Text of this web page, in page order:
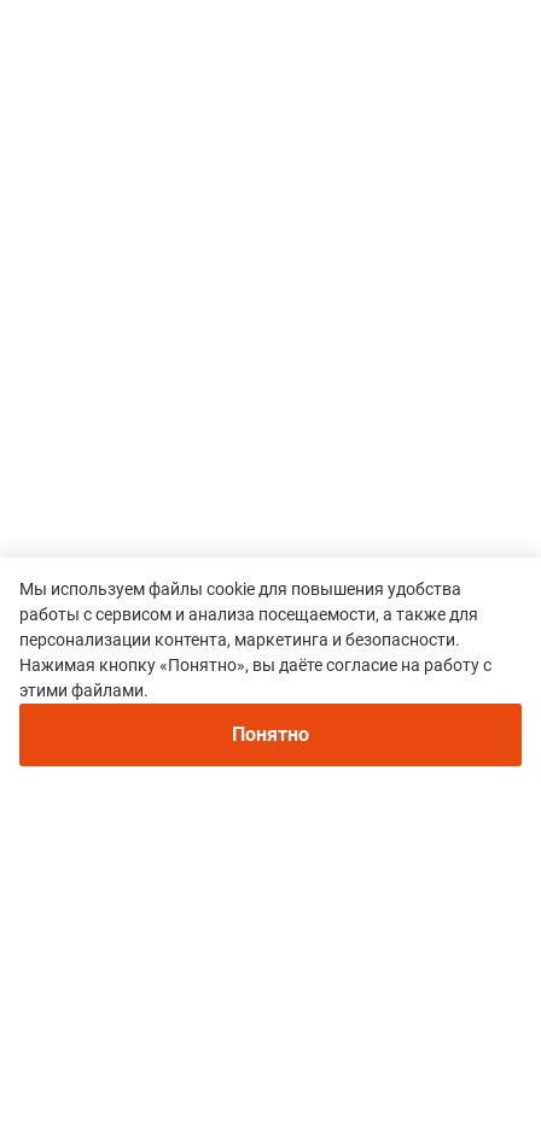
Все гонки
Мы используем файлы cookie для повышения удобства
работы с сервисом и анализа посещаемости, а также для
персонализации контента, маркетинга и безопасности.
Нажимая кнопку «Понятно», вы даёте согласие на работу с
этими файлами.
Понятно